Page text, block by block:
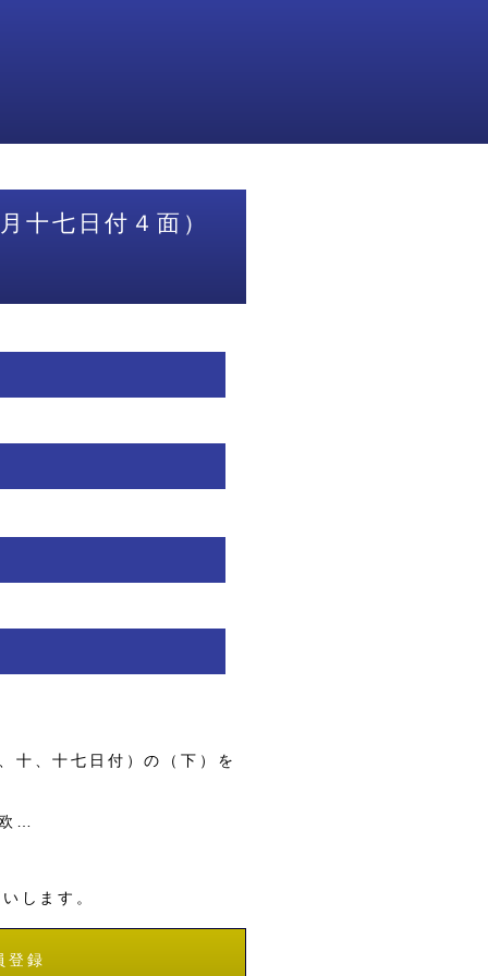
十七日付４面）
十、十七日付）の（下）を
…
します。
登録